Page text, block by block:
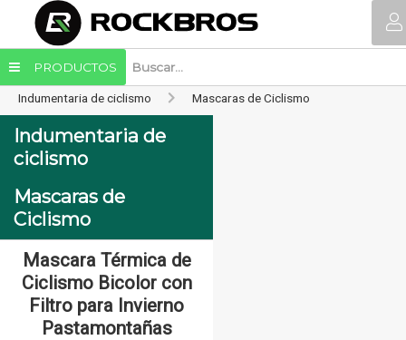
PRODUCTOS
Indumentaria de ciclismo Mascaras de Ciclismo
Indumentaria de
ciclismo
Mascaras de
Ciclismo
Mascara Térmica de
Ciclismo Bicolor con
Filtro para Invierno
Pastamontañas